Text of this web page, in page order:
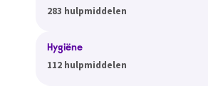
283 hulpmiddelen
Hygiëne
112 hulpmiddelen